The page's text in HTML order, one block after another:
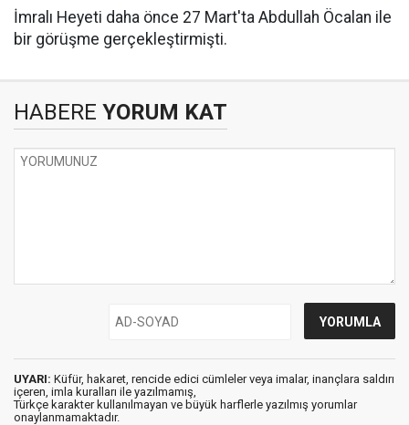
İmralı Heyeti daha önce 27 Mart'ta Abdullah Öcalan ile
bir görüşme gerçekleştirmişti.
HABERE YORUM KAT
UYARI: Küfür, hakaret, rencide edici cümleler veya imalar, inançlara saldırı
içeren, imla kuralları ile yazılmamış,
Türkçe karakter kullanılmayan ve büyük harflerle yazılmış yorumlar
onaylanmamaktadır.